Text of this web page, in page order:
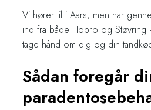
​Vi hører til i Aars, men har
ind fra både Hobro og
tage hånd om dig og din
Sådan foregår